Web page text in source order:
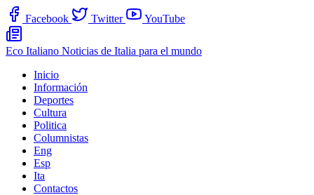
Facebook Twitter YouTube
Eco Italiano Noticias de Italia para el mundo
Inicio
Información
Deportes
Cultura
Politica
Columnistas
Eng
Esp
Ita
Contactos